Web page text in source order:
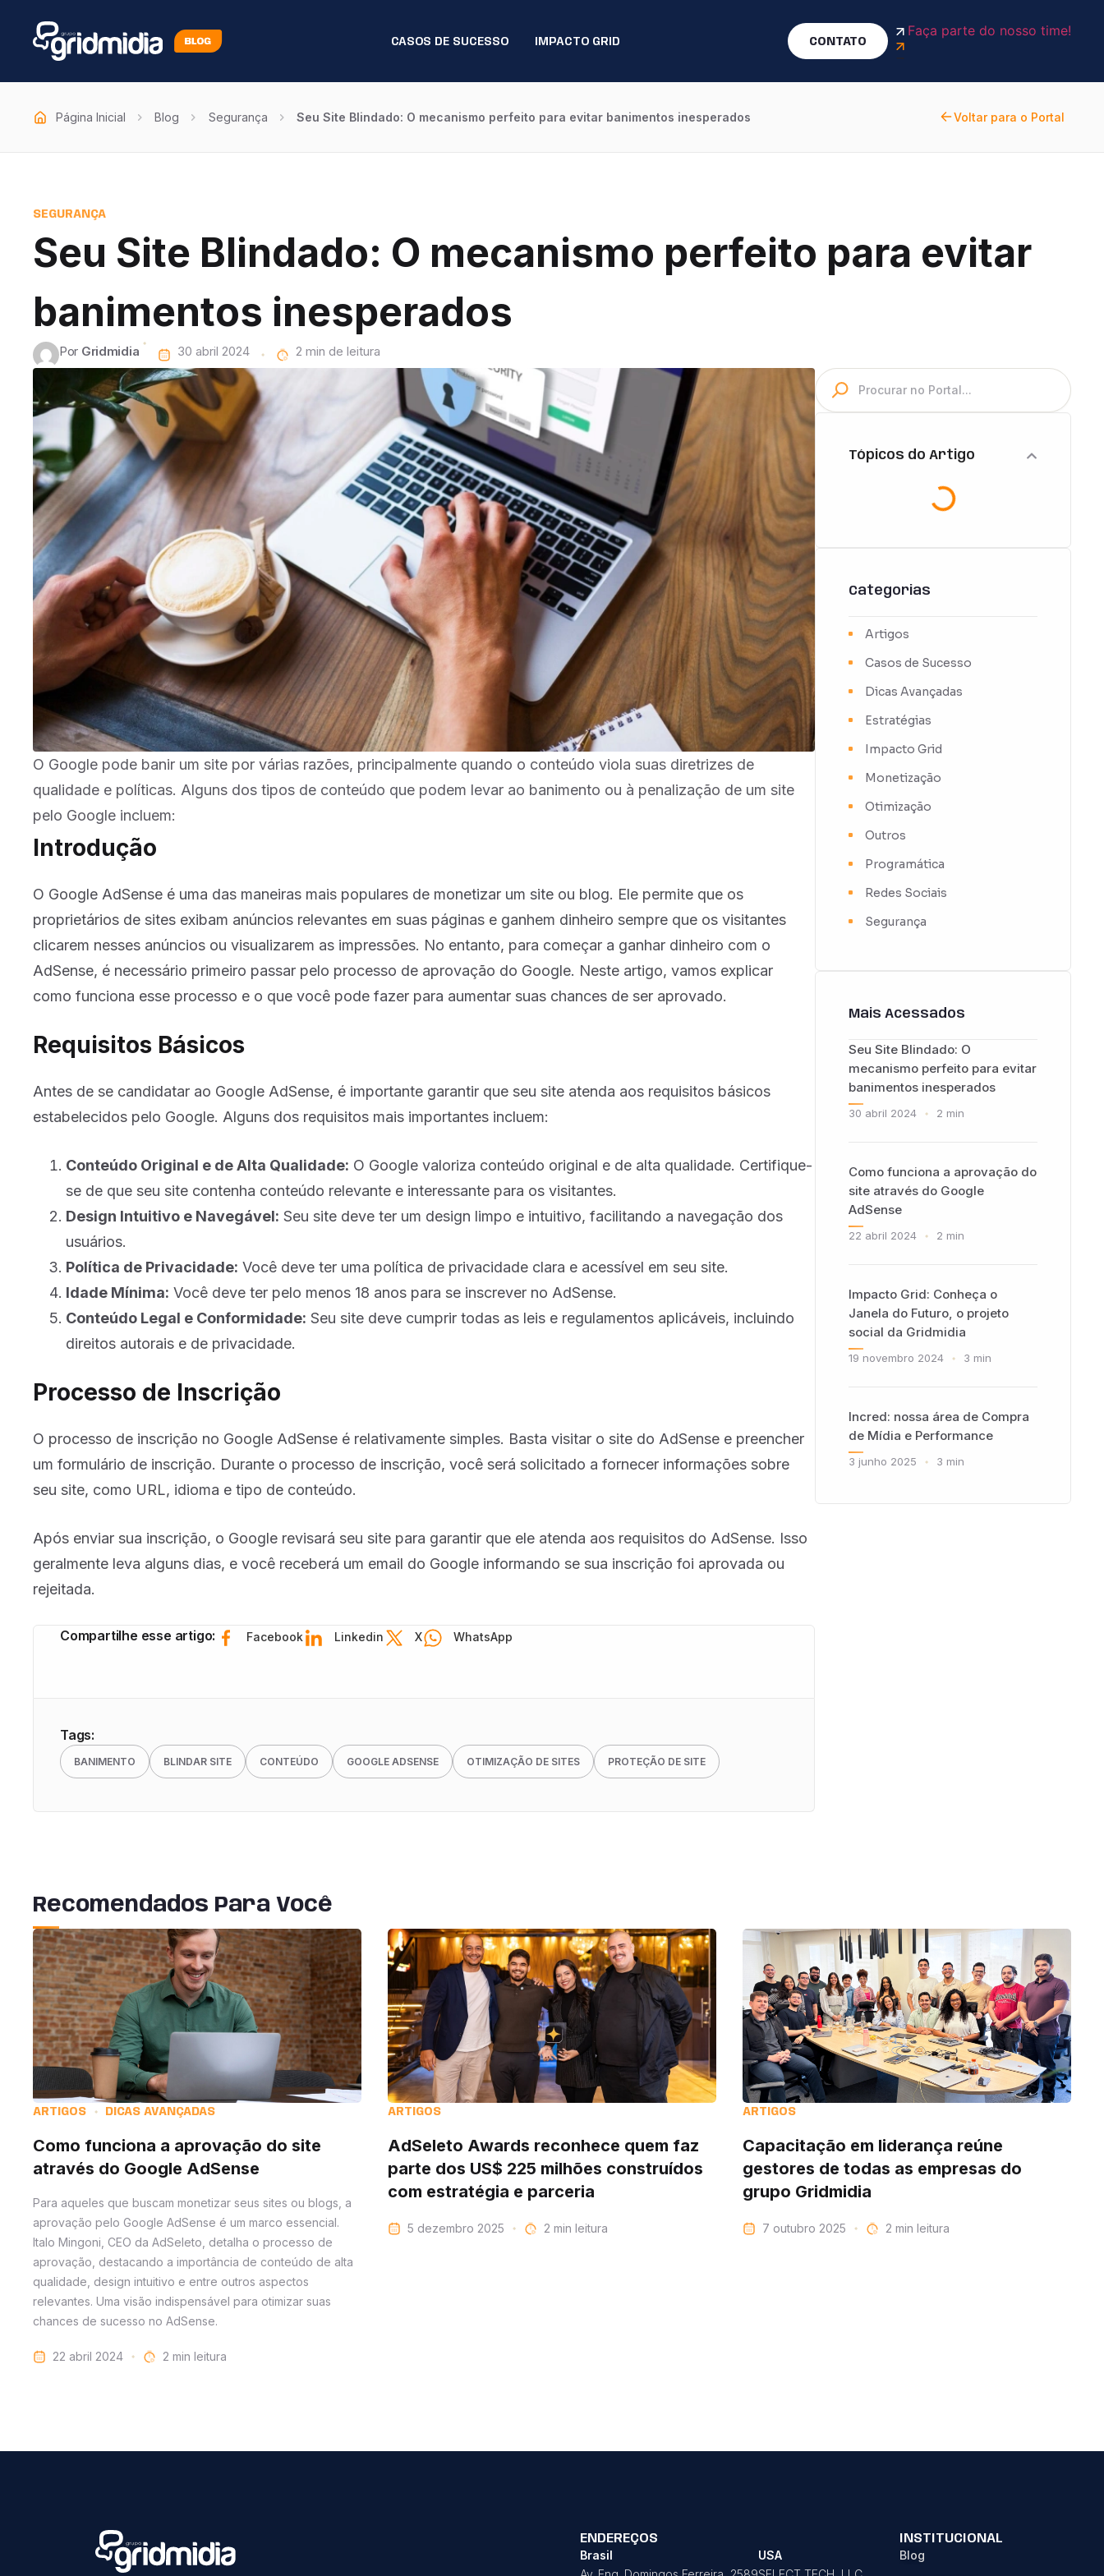
CASOS DE SUCESSO IMPACTO GRID CONTATO
Faça parte do nosso time!
Página Inicial Blog Segurança Seu Site Blindado: O mecanismo perfeito para evitar banimentos inesperados Voltar para o Portal
SEGURANÇA
Seu Site Blindado: O mecanismo perfeito para evitar
banimentos inesperados
Por Gridmidia 30 abril 2024 de leitura
O Google pode banir um site por várias razões, principalmente quando o conteúdo viola suas diretrizes de
qualidade e políticas. Alguns dos tipos de conteúdo que podem levar ao banimento ou à penalização de um site
pelo Google incluem:
Introdução
O Google AdSense é uma das maneiras mais populares de monetizar um site ou blog. Ele permite que os
proprietários de sites exibam anúncios relevantes em suas páginas e ganhem dinheiro sempre que os visitantes
clicarem nesses anúncios ou visualizarem as impressões. No entanto, para começar a ganhar dinheiro com o
AdSense, é necessário primeiro passar pelo processo de aprovação do Google. Neste artigo, vamos explicar
como funciona esse processo e o que você pode fazer para aumentar suas chances de ser aprovado.
Requisitos Básicos
Antes de se candidatar ao Google AdSense, é importante garantir que seu site atenda aos requisitos básicos
estabelecidos pelo Google. Alguns dos requisitos mais importantes incluem:
Conteúdo Original e de Alta Qualidade: O Google valoriza conteúdo original e de alta qualidade. Certifique-
se de que seu site contenha conteúdo relevante e interessante para os visitantes.
Design Intuitivo e Navegável: Seu site deve ter um design limpo e intuitivo, facilitando a navegação dos
usuários.
Política de Privacidade: Você deve ter uma política de privacidade clara e acessível em seu site.
Idade Mínima: Você deve ter pelo menos 18 anos para se inscrever no AdSense.
Conteúdo Legal e Conformidade: Seu site deve cumprir todas as leis e regulamentos aplicáveis, incluindo
direitos autorais e de privacidade.
Processo de Inscrição
O processo de inscrição no Google AdSense é relativamente simples. Basta visitar o site do AdSense e preencher
um formulário de inscrição. Durante o processo de inscrição, você será solicitado a fornecer informações sobre
seu site, como URL, idioma e tipo de conteúdo.
Após enviar sua inscrição, o Google revisará seu site para garantir que ele atenda aos requisitos do AdSense. Isso
geralmente leva alguns dias, e você receberá um email do Google informando se sua inscrição foi aprovada ou
rejeitada.
Compartilhe esse artigo: Facebook Linkedin X WhatsApp
Tags:
BANIMENTO BLINDAR SITE CONTEÚDO GOOGLE ADSENSE OTIMIZAÇÃO DE SITES PROTEÇÃO DE SITE
Tópicos do Artigo
Categorias
Artigos
Casos de Sucesso
Dicas Avançadas
Estratégias
Impacto Grid
Monetização
Otimização
Outros
Programática
Redes Sociais
Segurança
Mais Acessados
Seu Site Blindado: O
mecanismo perfeito para evitar
banimentos inesperados
30 abril 2024
Como funciona a aprovação do
site através do Google
AdSense
22 abril 2024
Impacto Grid: Conheça o
Janela do Futuro, o projeto
social da Gridmidia
19 novembro 2024
Incred: nossa área de Compra
de Mídia e Performance
3 junho 2025
Recomendados Para Você
ARTIGOS DICAS AVANÇADAS
Como funciona a aprovação do site
através do Google AdSense
Para aqueles que buscam monetizar seus sites ou blogs, a
aprovação pelo Google AdSense é um marco essencial.
Italo Mingoni, CEO da AdSeleto, detalha o processo de
aprovação, destacando a importância de conteúdo de alta
qualidade, design intuitivo e entre outros aspectos
relevantes. Uma visão indispensável para otimizar suas
chances de sucesso no AdSense.
22 abril 2024 leitura
ARTIGOS
AdSeleto Awards reconhece quem faz
parte dos US$ 225 milhões construídos
com estratégia e parceria
5 dezembro 2025 leitura
ARTIGOS
Capacitação em liderança reúne
gestores de todas as empresas do
grupo Gridmidia
7 outubro 2025 leitura
ENDEREÇOS
Brasil
USA
INSTITUCIONAL
Blog